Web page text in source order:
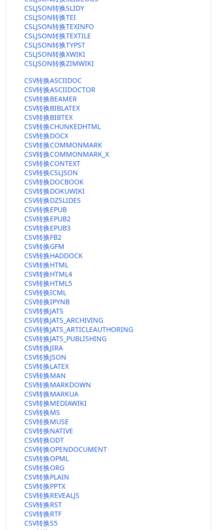
CSLJSON转换SLIDY
CSLJSON转换TEI
CSLJSON转换TEXINFO
CSLJSON转换TEXTILE
CSLJSON转换TYPST
CSLJSON转换XWIKI
CSLJSON转换ZIMWIKI
CSV转换ASCIIDOC
CSV转换ASCIIDOCTOR
CSV转换BEAMER
CSV转换BIBLATEX
CSV转换BIBTEX
CSV转换CHUNKEDHTML
CSV转换DOCX
CSV转换COMMONMARK
CSV转换COMMONMARK_X
CSV转换CONTEXT
CSV转换CSLJSON
CSV转换DOCBOOK
CSV转换DOKUWIKI
CSV转换DZSLIDES
CSV转换EPUB
CSV转换EPUB2
CSV转换EPUB3
CSV转换FB2
CSV转换GFM
CSV转换HADDOCK
CSV转换HTML
CSV转换HTML4
CSV转换HTML5
CSV转换ICML
CSV转换IPYNB
CSV转换JATS
CSV转换JATS_ARCHIVING
CSV转换JATS_ARTICLEAUTHORING
CSV转换JATS_PUBLISHING
CSV转换JIRA
CSV转换JSON
CSV转换LATEX
CSV转换MAN
CSV转换MARKDOWN
CSV转换MARKUA
CSV转换MEDIAWIKI
CSV转换MS
CSV转换MUSE
CSV转换NATIVE
CSV转换ODT
CSV转换OPENDOCUMENT
CSV转换OPML
CSV转换ORG
CSV转换PLAIN
CSV转换PPTX
CSV转换REVEALJS
CSV转换RST
CSV转换RTF
CSV转换S5